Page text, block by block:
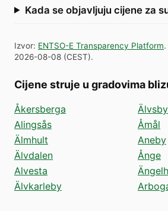
Kada se objavljuju cijene za
Izvor: ENTSO-E Transparency Platform.
2026-08-08 (CEST).
Cijene struje u gradovima
Åkersberga
Alingsås
Älmhult
Älvdalen
Alvesta
Älvkarleby
Åmål
Aneby
Ånge